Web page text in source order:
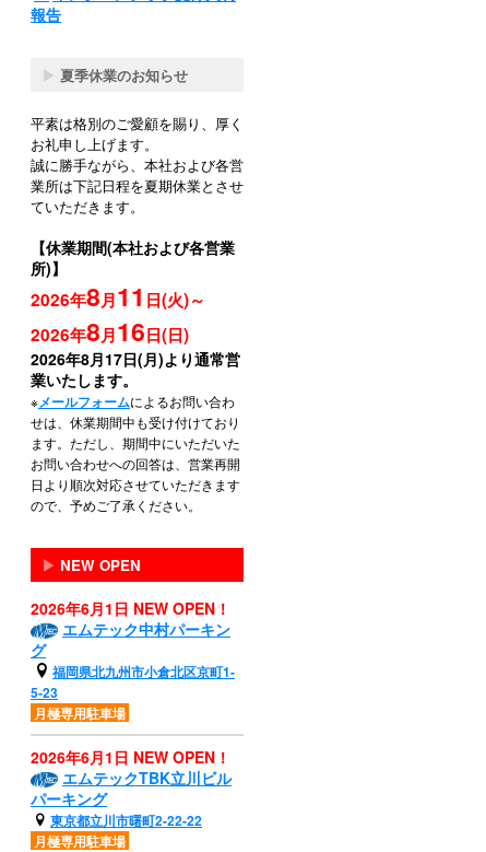
報告
▶ 夏季休業のお知らせ
平素は格別のご愛顧を賜り、厚く
お礼申し上げます。
誠に勝手ながら、本社および各営
業所は下記日程を夏期休業とさせ
ていただきます。
【休業期間(本社および各営業
所)】
2026年8月11 日(火)～
2026年8月16日(日)
2026年8月17日(月)より通常営
業いたします。
※メールフォームによるお問い合わ
せは、休業期間中も受け付けており
ます。ただし、期間中にいただいた
お問い合わせへの回答は、営業再開
日より順次対応させていただきます
ので、予めご了承ください。
▶ NEW OPEN
2026年6月1日 NEW OPEN！
エムテック中村パーキン
グ
福岡県北九州市小倉北区京町1-
5-23
月極専用駐車場
2026年6月1日 NEW OPEN！
エムテックTBK立川ビル
パーキング
東京都立川市曙町2-22-22
月極専用駐車場